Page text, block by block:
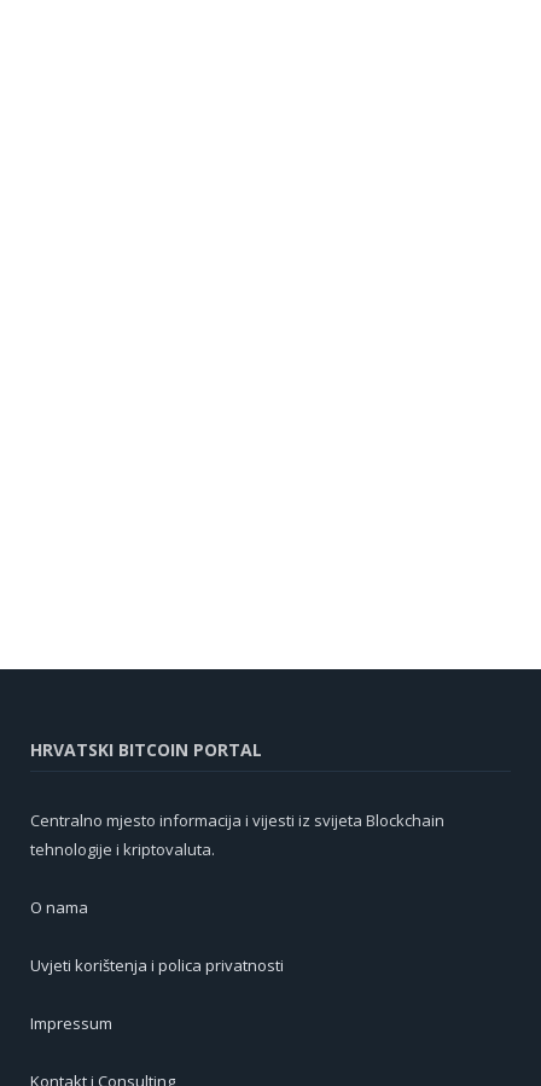
HRVATSKI BITCOIN PORTAL
Centralno mjesto informacija i vijesti iz svijeta Blockchain
tehnologije i kriptovaluta.
O nama
Uvjeti korištenja i polica privatnosti
Impressum
Kontakt i Consulting